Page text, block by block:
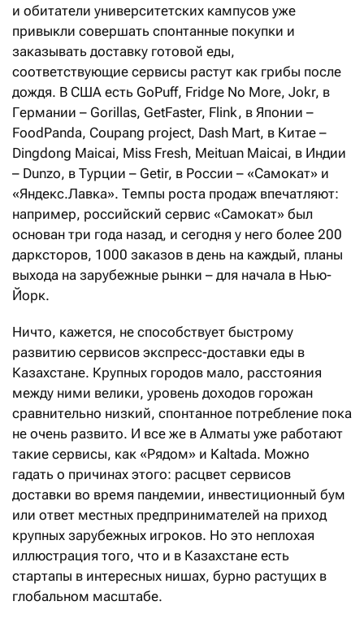
и обитатели университетских кампусов уже
привыкли совершать спонтанные покупки и
заказывать доставку готовой еды,
соответствующие сервисы растут как грибы после
дождя. В США есть GoPuff, Fridge No More, Jokr, в
Германии – Gorillas, GetFaster, Flink, в Японии –
FoodPanda, Coupang project, Dash Mart, в Китае –
Dingdong Maicai, Miss Fresh, Meituan Maicai, в Индии
– Dunzo, в Турции – Getir, в России – «Самокат» и
«Яндекс.Лавка». Темпы роста продаж впечатляют:
например, российский сервис «Самокат» был
основан три года назад, и сегодня у него более 200
дарксторов, 1000 заказов в день на каждый, планы
выхода на зарубежные рынки – для начала в Нью-
Йорк.
Ничто, кажется, не способствует быстрому
развитию сервисов экспресс-доставки еды в
Казахстане. Крупных городов мало, расстояния
между ними велики, уровень доходов горожан
сравнительно низкий, спонтанное потребление пока
не очень развито. И все же в Алматы уже работают
такие сервисы, как «Рядом» и Kaltada. Можно
гадать о причинах этого: расцвет сервисов
доставки во время пандемии, инвестиционный бум
или ответ местных предпринимателей на приход
крупных зарубежных игроков. Но это неплохая
иллюстрация того, что и в Казахстане есть
стартапы в интересных нишах, бурно растущих в
глобальном масштабе.